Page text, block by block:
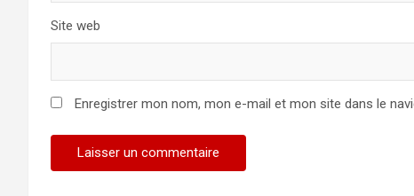
Site web
Enregistrer mon nom, mon e-mail et mon site dans le